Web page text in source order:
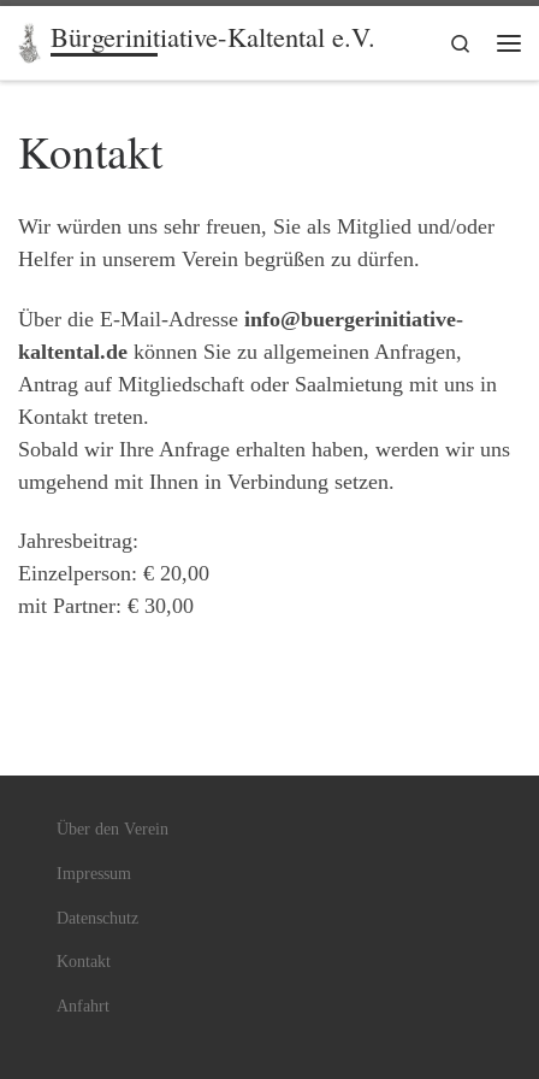
Zum Inhalt springen
Bürgerinitiative-Kaltental e.V.
Search
Kontakt
Wir würden uns sehr freuen, Sie als Mitglied und/oder
Helfer in unserem Verein begrüßen zu dürfen.
Über die E-Mail-Adresse info@buergerinitiative-
kaltental.de können Sie zu allgemeinen Anfragen,
Antrag auf Mitgliedschaft oder Saalmietung mit uns in
Kontakt treten.
Sobald wir Ihre Anfrage erhalten haben, werden wir uns
umgehend mit Ihnen in Verbindung setzen.
Jahresbeitrag:
Einzelperson: € 20,00
mit Partner: € 30,00
Über den Verein
Impressum
Datenschutz
Kontakt
Anfahrt